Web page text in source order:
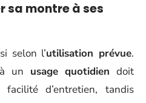
sa montre à ses
selon l’utilisation prévue.
un usage quotidien doit
d’entretien, tandis